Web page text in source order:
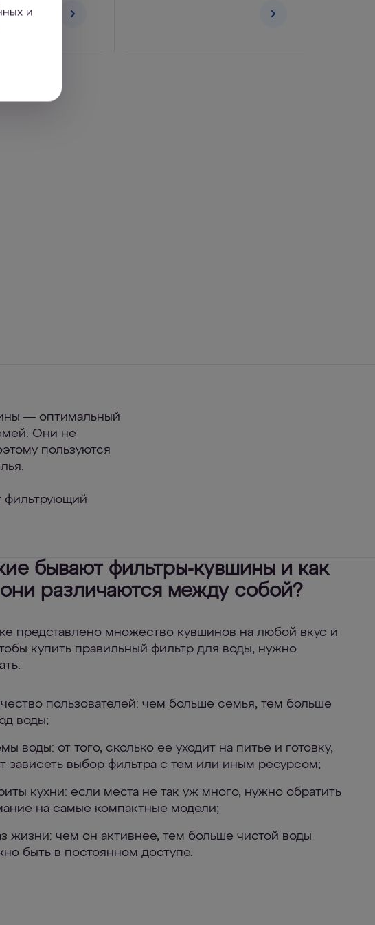
— оптимальный
Они не
пользуются
фильтрующий
бывают фильтры-кувшины и как
они различаются между собой?
представлено множество кувшинов на любой вкус и
купить правильный фильтр для воды, нужно
пользователей: чем больше семья, тем больше
воды;
воды: от того, сколько ее уходит на питье и готовку,
зависеть выбор фильтра с тем или иным ресурсом;
кухни: если места не так уж много, нужно обратить
на самые компактные модели;
жизни: чем он активнее, тем больше чистой воды
быть в постоянном доступе.
и